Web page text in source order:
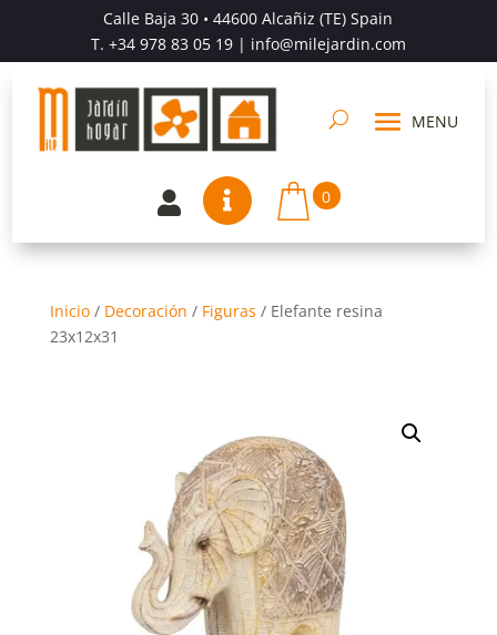
Calle Baja 30 • 44600 Alcañiz (TE) Spain
T. +34 978 83 05 19| info@milejardin.com
  0
Inicio/ Decoración / Figuras / Elefante resina
23x12x31